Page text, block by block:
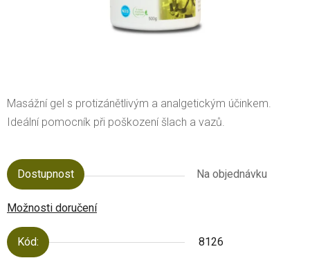
Masážní gel s protizánětlivým a analgetickým účinkem.
Ideální pomocník při poškození šlach a vazů.
Dostupnost Na objednávku
Možnosti doručení
Kód: 8126